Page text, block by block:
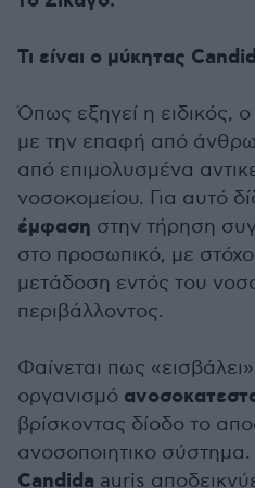
Τι είναι ο μύκητας
Όπως εξηγεί η ειδικός,
με την επαφή από
από επιμολυσμένα
νοσοκομείου. Για αυτό
έμφαση στην τήρηση
στο προσωπικό, με στόχο
μετάδοση εντός του
περιβάλλοντος.
Φαίνεται πως
οργανισμό
βρίσκοντας δίοδο το
ανοσοποιητικο
Candida auris